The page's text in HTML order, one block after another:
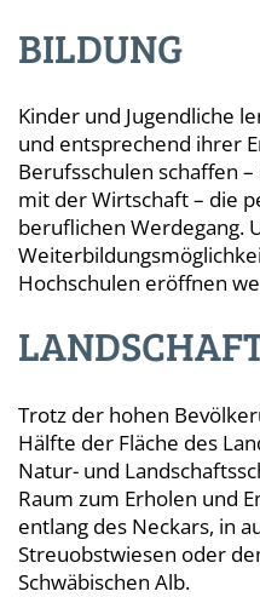
BILDUNG
Kinder und Jugendliche
und entsprechend ihrer
Berufsschulen schaffen
mit der Wirtschaft – die
beruflichen Werdegang.
Hochschulen eröffnen
Trotz der hohen
Hälfte der Fläche des
Natur- und
Raum zum Erholen und
entlang des Neckars, in
Streuobstwiesen oder
Schwäbischen Alb.